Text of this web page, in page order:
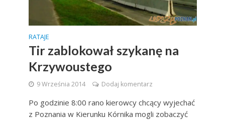
RATAJE
Tir zablokował szykanę na
Krzywoustego
9 Września 2014 Dodaj komentarz
Po godzinie 8:00 rano kierowcy chcący wyjechać
z Poznania w Kierunku Kórnika mogli zobaczyć